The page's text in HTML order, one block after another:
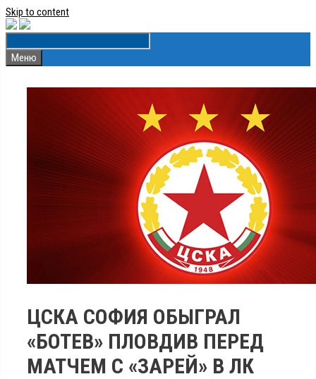
Skip to content
Меню
ЦСКА СОФИЯ ОБЫГРАЛ
«БОТЕВ» ПЛОВДИВ ПЕРЕД
МАТЧЕМ С «ЗАРЕЙ» В ЛК